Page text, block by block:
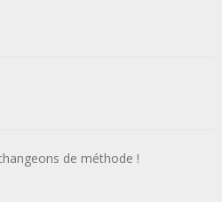
de méthode !